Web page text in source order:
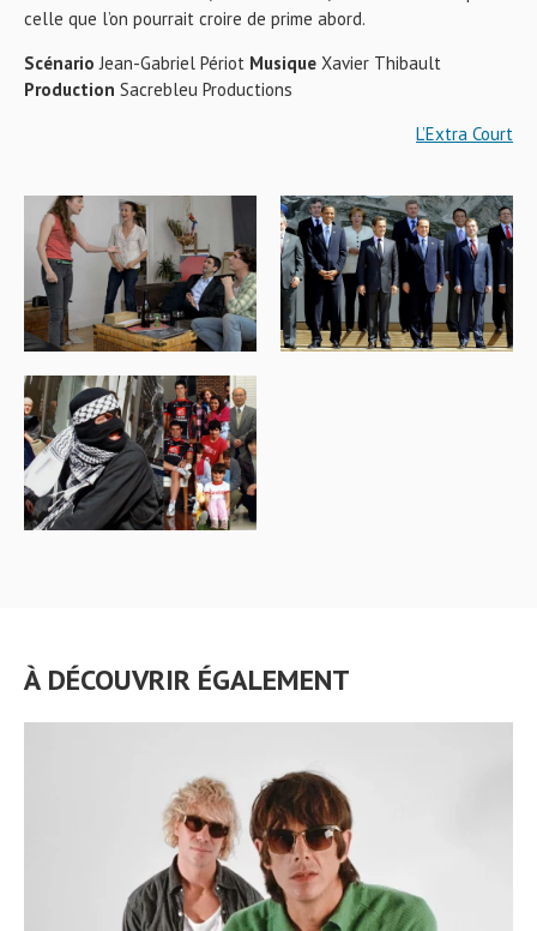
celle que l’on pourrait croire de prime abord.
Scénario Jean-Gabriel Périot Musique Xavier Thibault
Production Sacrebleu Productions
L’Extra Court
À DÉCOUVRIR ÉGALEMENT